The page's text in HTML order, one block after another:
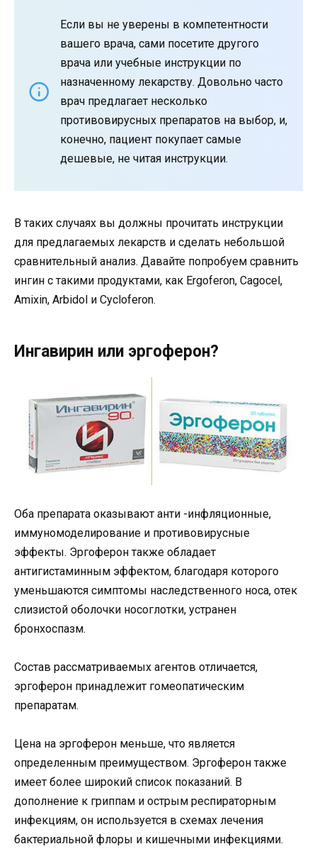
Если вы не уверены в компетентности
вашего врача, сами посетите другого
врача или учебные инструкции по
назначенному лекарству. Довольно часто
врач предлагает несколько
противовирусных препаратов на выбор, и,
конечно, пациент покупает самые
дешевые, не читая инструкции.
В таких случаях вы должны прочитать инструкции
для предлагаемых лекарств и сделать небольшой
сравнительный анализ. Давайте попробуем сравнить
ингин с такими продуктами, как Ergoferon, Cagocel,
Amixin, Arbidol и Cycloferon.
Ингавирин или эргоферон?
Оба препарата оказывают анти -инфляционные,
иммуномоделирование и противовирусные
эффекты. Эргоферон также обладает
антигистаминным эффектом, благодаря которого
уменьшаются симптомы наследственного носа, отек
слизистой оболочки носоглотки, устранен
бронхоспазм.
Состав рассматриваемых агентов отличается,
эргоферон принадлежит гомеопатическим
препаратам.
Цена на эргоферон меньше, что является
определенным преимуществом. Эргоферон также
имеет более широкий список показаний. В
дополнение к гриппам и острым респираторным
инфекциям, он используется в схемах лечения
бактериальной флоры и кишечными инфекциями.